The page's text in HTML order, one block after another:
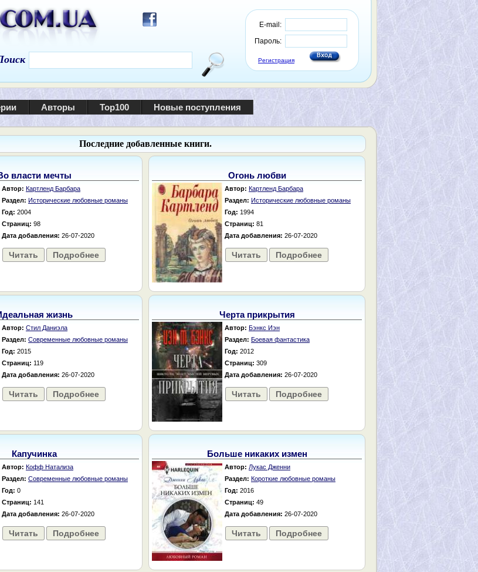
E-mail:
Пароль:
Регистрация
Авторы Top100 Новые поступления
Последние добавленные книги.
власти мечты
Автор: Картленд Барбара
Раздел: Исторические любовные романы
Год: 2004
Страниц: 98
Дата добавления: 26-07-2020
Читать Подробнее
Огонь любви
Автор: Картленд Барбара
Раздел: Исторические любовные романы
Год: 1994
Страниц: 81
Дата добавления: 26-07-2020
Читать Подробнее
жизнь
Автор: Стил Даниэла
Раздел: Современные любовные романы
Год: 2015
Страниц: 119
Дата добавления: 26-07-2020
Читать Подробнее
Черта прикрытия
Автор: Бэнкс Иэн
Раздел: Боевая фантастика
Год: 2012
Страниц: 309
Дата добавления: 26-07-2020
Читать Подробнее
Капучинка
Автор: Кофф Натализа
Раздел: Современные любовные романы
Год: 0
Страниц: 141
Дата добавления: 26-07-2020
Читать Подробнее
Больше никаких измен
Автор: Лукас Дженни
Раздел: Короткие любовные романы
Год: 2016
Страниц: 49
Дата добавления: 26-07-2020
Читать Подробнее